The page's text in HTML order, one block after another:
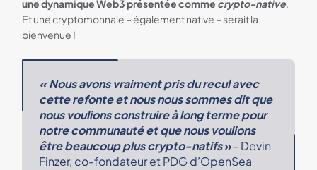
une dynamique Web3 présentée comme crypto-native.
Et une cryptomonnaie – également native – serait la
bienvenue !
« Nous avons vraiment pris du recul avec
cette refonte et nous nous sommes dit que
nous voulions construire à long terme pour
notre communauté et que nous voulions
être beaucoup plus crypto-natifs»– Devin
Finzer, co-fondateur et PDG d’OpenSea